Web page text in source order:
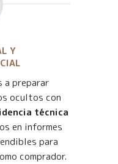
Y
a preparar
ocultos con
técnica
en informes
para
comprador.